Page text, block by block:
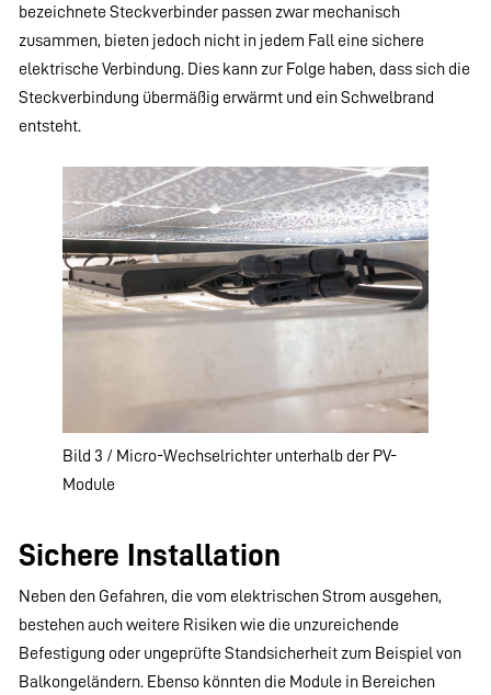
bezeichnete Steckverbinder passen zwar mechanisch
zusammen, bieten jedoch nicht in jedem Fall eine sichere
elektrische Verbindung. Dies kann zur Folge haben, dass sich die
Steckverbindung übermäßig erwärmt und ein Schwelbrand
entsteht.
Bild 3 / Micro-Wechselrichter unterhalb der PV-
Module
Sichere Installation
Neben den Gefahren, die vom elektrischen Strom ausgehen,
bestehen auch weitere Risiken wie die unzureichende
Befestigung oder ungeprüfte Standsicherheit zum Beispiel von
Balkongeländern. Ebenso könnten die Module in Bereichen